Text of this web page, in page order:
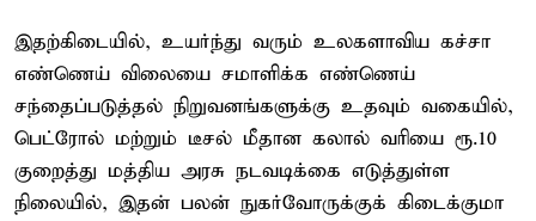
இதற்கிடையில், உயர்ந்து வரும் உலகளாவிய கச்சா
எண்ணெய் விலையை சமாளிக்க எண்ணெய்
சந்தைப்படுத்தல் நிறுவனங்களுக்கு உதவும் வகையில்,
பெட்ரோல் மற்றும் டீசல் மீதான கலால் வரியை ரூ.10
குறைத்து மத்திய அரசு நடவடிக்கை எடுத்துள்ள
நிலையில், இதன் பலன் நுகர்வோருக்குக் கிடைக்குமா